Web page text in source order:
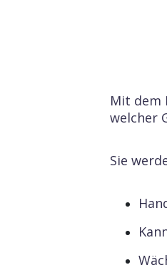
Mit dem
welcher
Sie